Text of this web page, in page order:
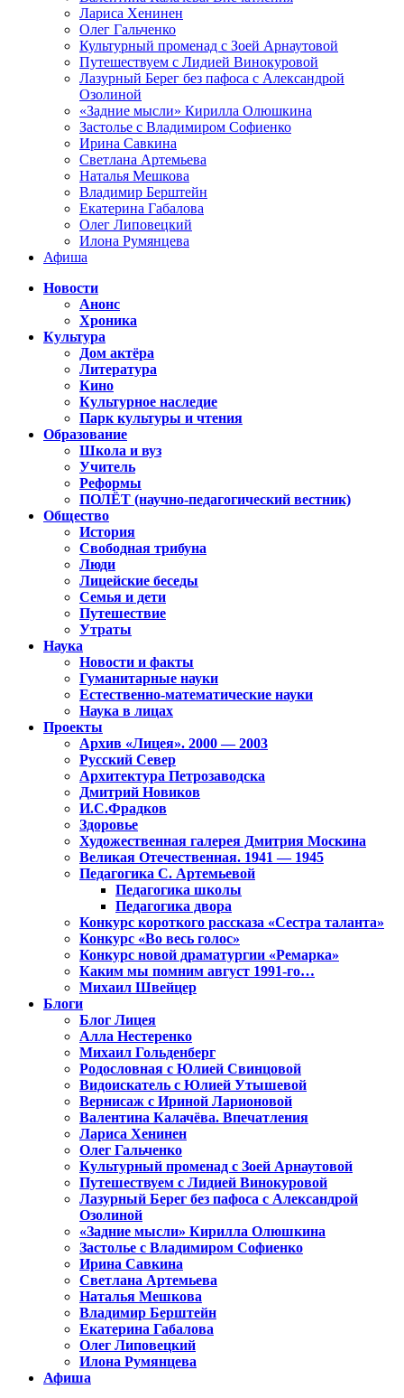
Лариса Хенинен
Олег Гальченко
Культурный променад с Зоей Арнаутовой
Путешествуем с Лидией Винокуровой
Лазурный Берег без пафоса с Александрой
Озолиной
«Задние мысли» Кирилла Олюшкина
Застолье с Владимиром Софиенко
Ирина Савкина
Светлана Артемьева
Наталья Мешкова
Владимир Берштейн
Екатерина Габалова
Олег Липовецкий
Илона Румянцева
Афиша
Новости
Анонс
Хроника
Культура
Дом актёра
Литература
Кино
Культурное наследие
Парк культуры и чтения
Образование
Школа и вуз
Учитель
Реформы
ПОЛЁТ (научно-педагогический вестник)
Общество
История
Свободная трибуна
Люди
Лицейские беседы
Семья и дети
Путешествие
Утраты
Наука
Новости и факты
Гуманитарные науки
Естественно-математические науки
Наука в лицах
Проекты
Архив «Лицея». 2000 — 2003
Русский Север
Архитектура Петрозаводска
Дмитрий Новиков
И.С.Фрадков
Здоровье
Художественная галерея Дмитрия Москина
Великая Отечественная. 1941 — 1945
Педагогика С. Артемьевой
Педагогика школы
Педагогика двора
Конкурс короткого рассказа «Сестра таланта»
Конкурс «Во весь голос»
Конкурс новой драматургии «Ремарка»
Каким мы помним август 1991-го…
Михаил Швейцер
Блоги
Блог Лицея
Алла Нестеренко
Михаил Гольденберг
Родословная с Юлией Свинцовой
Видоискатель с Юлией Утышевой
Вернисаж с Ириной Ларионовой
Валентина Калачёва. Впечатления
Лариса Хенинен
Олег Гальченко
Культурный променад с Зоей Арнаутовой
Путешествуем с Лидией Винокуровой
Лазурный Берег без пафоса с Александрой
Озолиной
«Задние мысли» Кирилла Олюшкина
Застолье с Владимиром Софиенко
Ирина Савкина
Светлана Артемьева
Наталья Мешкова
Владимир Берштейн
Екатерина Габалова
Олег Липовецкий
Илона Румянцева
Афиша